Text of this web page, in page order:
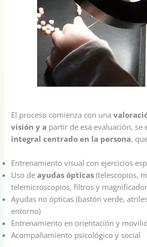
El proceso comienza con una
visión y a partir de esa evaluación, se
integral centrado en la persona,
Entrenamiento visual con ejercicios
Uso deayudas ópticas (telescopios,
telemicroscopios, filtros y
Ayudas no ópticas (bastón verde,
entorno)
Entrenamiento en orientación y
Acompañamiento psicológico y social